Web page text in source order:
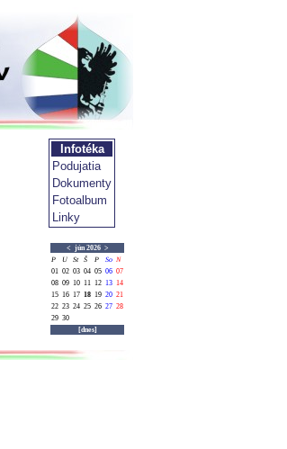
Infotéka
Podujatia
Dokumenty
Fotoalbum
Linky
< jún 2026 >
P
U St Š P So N
01 02 03 04 05 06 07
08 09 10 11 12 13 14
15 16 17 18 19 20 21
22 23 24 25 26 27 28
29 30
[dnes]